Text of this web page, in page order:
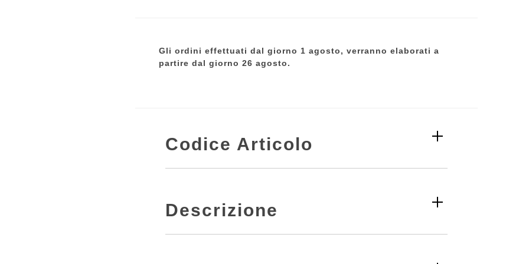
Gli ordini effettuati dal giorno 1 agosto, verranno elaborati a
partire dal giorno 26 agosto.
Codice Articolo
Descrizione